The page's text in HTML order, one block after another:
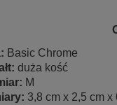
Basic Chrome
duża kość
M
3,8 cm x 2,5 cm x